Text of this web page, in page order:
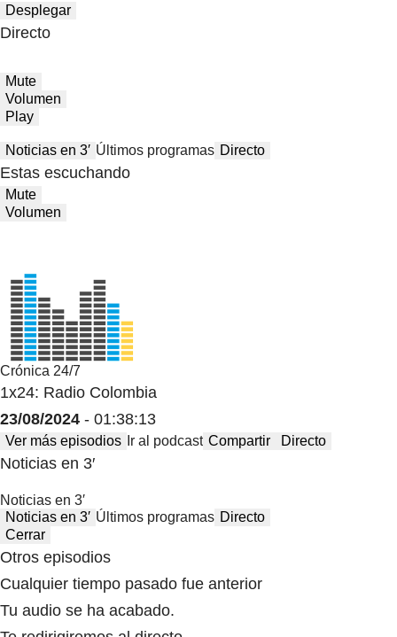
Desplegar
Directo
Mute
Volumen
Play
Noticias en 3′ Últimos programas Directo
Estas escuchando
Mute
Volumen
Crónica 24/7
1x24: Radio Colombia
23/08/2024 - 01:38:13
Ver más episodios Ir al podcast Compartir Directo
Noticias en 3′
Noticias en 3′
Noticias en 3′ Últimos programas Directo
Cerrar
Otros episodios
Cualquier tiempo pasado fue anterior
Tu audio se ha acabado.